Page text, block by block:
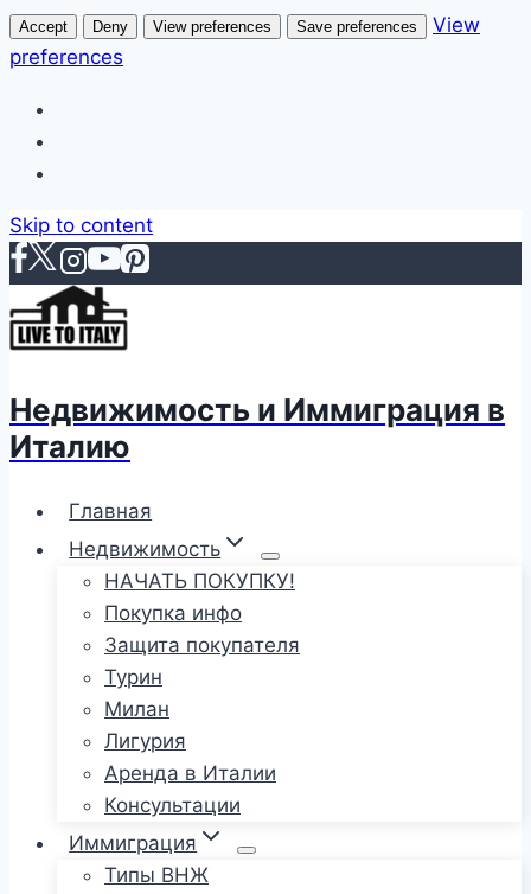
Accept Deny View preferences Save preferences
View
preferences
Skip to content
Недвижимость и Иммиграция в
Италию
Главная
Недвижимость
НАЧАТЬ ПОКУПКУ!
Покупка инфо
Защита покупателя
Турин
Милан
Лигурия
Аренда в Италии
Консультации
Иммиграция
Типы ВНЖ